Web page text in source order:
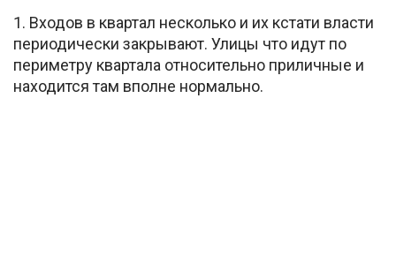
1. Входов в квартал несколько и их кстати власти
периодически закрывают. Улицы что идут по
периметру квартала относительно приличные и
находится там вполне нормально.